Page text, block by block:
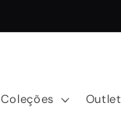
Coleções Outlet